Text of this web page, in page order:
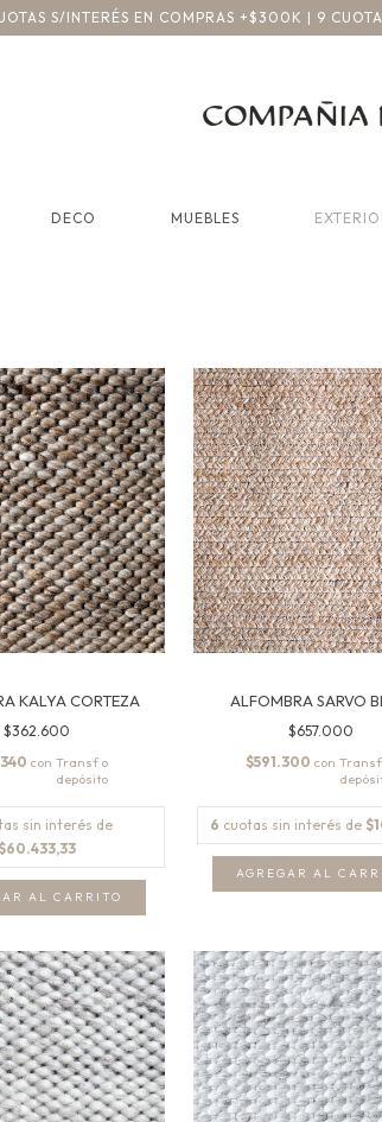
S/INTERÉS EN COMPRAS +$300K | 9
DECO MUEBLES
KALYA CORTEZA
$362.600
con
sin interés de
$60.433,33
AL CARRITO
ALFOMBRA SARVO
$657.000
$591.300 con
6 cuotas sin interés de
AGREGAR AL